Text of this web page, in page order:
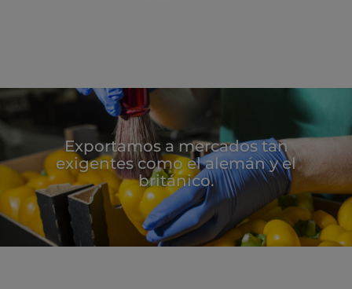
Exportamos a mercados tan
exigentes como el alemán y el
británico.